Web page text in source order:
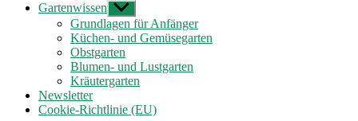
Gartenwissen Untermenü
anzeigen
Grundlagen für Anfänger
Küchen- und Gemüsegarten
Obstgarten
Blumen- und Lustgarten
Kräutergarten
Newsletter
Cookie-Richtlinie (EU)